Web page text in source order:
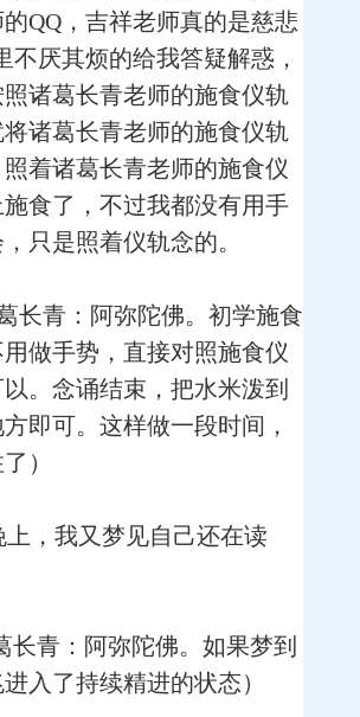
QQ，吉祥老师真的是慈悲
不厌其烦的给我答疑解惑，
诸葛长青老师的施食仪轨
诸葛长青老师的施食仪轨
着诸葛长青老师的施食仪
食了，不过我都没有用手
只是照着仪轨念的。
长青：阿弥陀佛。初学施食
做手势，直接对照施食仪
。念诵结束，把水米泼到
即可。这样做一段时间，
）
，我又梦见自己还在读
长青：阿弥陀佛。如果梦到
入了持续精进的状态）